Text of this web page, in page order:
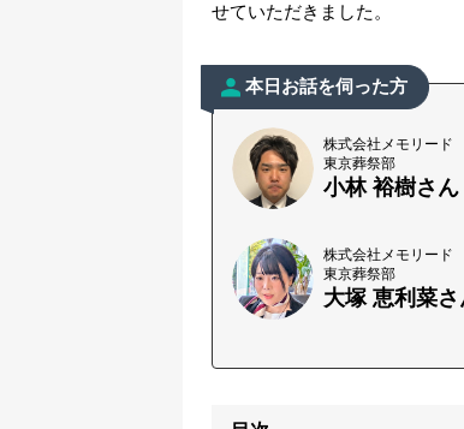
せていただきました。
本日お話を伺った方
株式会社メモリード
東京葬祭部
小林 裕樹さん
株式会社メモリード
東京葬祭部
大塚 恵利菜さ